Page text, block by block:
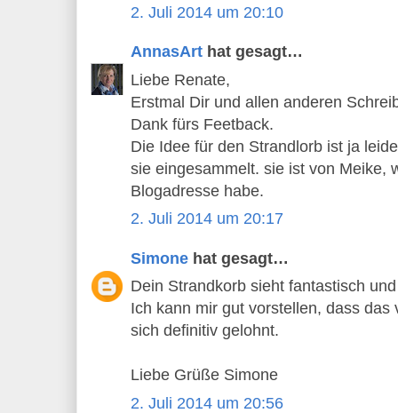
2. Juli 2014 um 20:10
AnnasArt hat gesagt…
Liebe Renate,
Erstmal Dir und allen anderen
Dank fürs Feetback.
Die Idee für den Strandlorb ist ja
sie eingesammelt. sie ist von Meike,
Blogadresse habe.
2. Juli 2014 um 20:17
Simone hat gesagt…
Dein Strandkorb sieht fantastisch
Ich kann mir gut vorstellen, dass das
sich definitiv gelohnt.
Liebe Grüße Simone
2. Juli 2014 um 20:56